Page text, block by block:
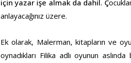
için yazar işe almak da dahil. Ç
anlayacağınız üzere.
Ek olarak, Malerman, kitapların ve
oynadıkları Filika adlı oyunun